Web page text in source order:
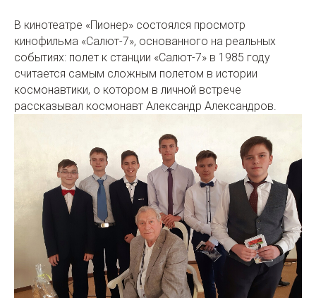
В кинотеатре «Пионер» состоялся просмотр
кинофильма «Салют-7», основанного на реальных
событиях: полет к станции «Салют-7» в 1985 году
считается самым сложным полетом в истории
космонавтики, о котором в личной встрече
рассказывал космонавт Александр Александров.